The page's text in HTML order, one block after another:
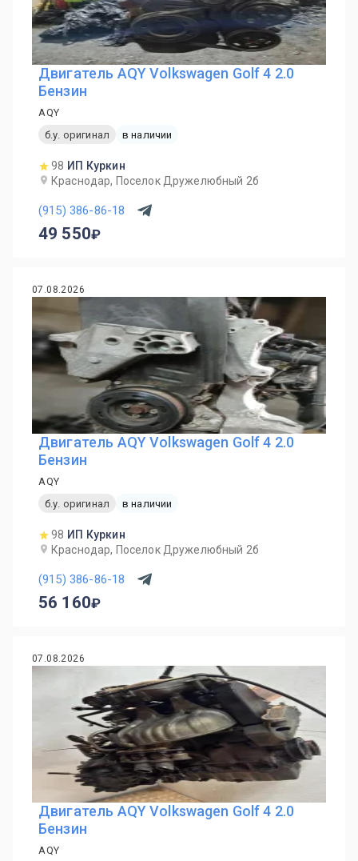
Двигатель AQY Volkswagen Golf 4 2.0
Бензин
AQY
б.у. оригинал
в наличии
98 ИП Куркин
Краснодар, Поселок Дружелюбный 2б
(915) 386-86-18
49 550
07.08.2026
Двигатель AQY Volkswagen Golf 4 2.0
Бензин
AQY
б.у. оригинал
в наличии
98 ИП Куркин
Краснодар, Поселок Дружелюбный 2б
(915) 386-86-18
56 160
07.08.2026
Двигатель AQY Volkswagen Golf 4 2.0
Бензин
AQY